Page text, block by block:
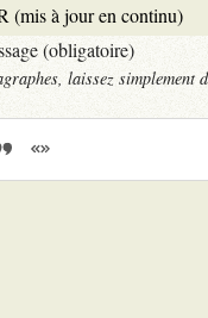
(obligatoire)
laissez simplement